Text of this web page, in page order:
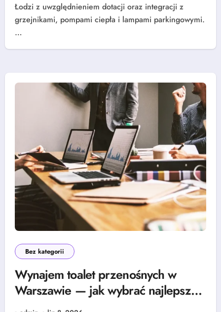
Łodzi z uwzględnieniem dotacji oraz integracji z
grzejnikami, pompami ciepła i lampami parkingowymi.
…
Bez kategorii
Wynajem toalet przenośnych w
Warszawie — jak wybrać najlepszą
ofertę